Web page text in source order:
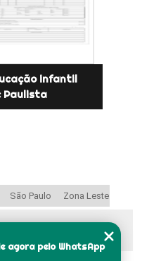
infantil
Paulista
São Paulo Zona Leste
agora pelo WhatsApp